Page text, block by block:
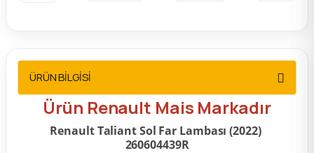
Sedan
ÜRÜN BİLGİSİ
Ürün Renault Mais Markadır
Renault Taliant Sol Far Lambası (2022)
260604439R